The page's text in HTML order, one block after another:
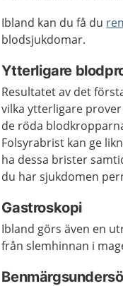
Ibland kan du få du
blodsjukdomar.
Ytterligare
Resultatet av det
vilka ytterligare
de röda
Folsyrabrist kan ge
ha dessa brister
du har sjukdomen
Gastroskopi
Ibland görs även en
från slemhinnan i